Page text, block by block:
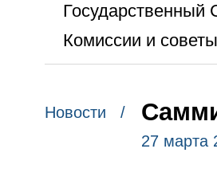
Государственный
Комиссии и советы
Новости /
27 марта